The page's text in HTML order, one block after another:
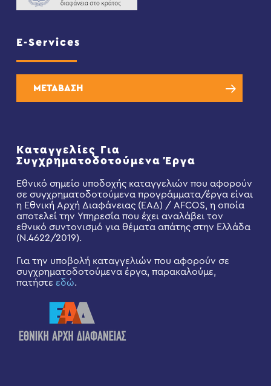
E-Services
ΜΕΤΑΒΑΣΗ
Καταγγελίες Για
Συγχρηματοδοτούμενα Έργα
Εθνικό σημείο υποδοχής καταγγελιών που αφορούν
σε συγχρηματοδοτούμενα προγράμματα/έργα είναι
η Εθνική Αρχή Διαφάνειας (ΕΑΔ) / AFCOS, η οποία
αποτελεί την Υπηρεσία που έχει αναλάβει τον
εθνικό συντονισμό για θέματα απάτης στην Ελλάδα
(Ν.4622/2019).
Για την υποβολή καταγγελιών που αφορούν σε
συγχρηματοδοτούμενα έργα, παρακαλούμε,
πατήστε εδώ.